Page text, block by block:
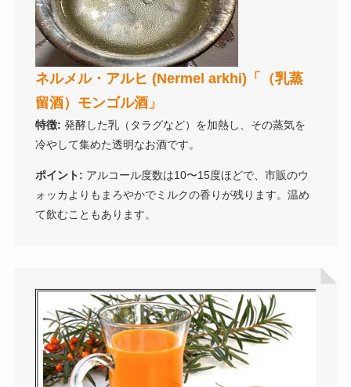
ネルメル・アルヒ (Nermel arkhi)「（乳蒸
留酒）モンゴル酒」
特徴: 発酵した乳（タラグなど）を加熱し、その蒸気を
冷やして集めた透明なお酒です。
ポイント: アルコール度数は10〜15度ほどで、市販のウ
ォッカよりもまろやかでミルクの香りが残ります。温め
て飲むこともあります。